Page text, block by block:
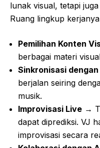
lunak visual, tetapi juga
Ruang lingkup
Pemilihan Konten
berbagai materi
Sinkronisasi
berjalan seiring
musik.
Improvisasi Live →
dapat diprediksi. VJ
improvisasi secara